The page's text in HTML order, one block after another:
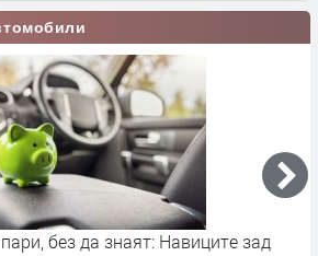
без да знаят: Навиците зад